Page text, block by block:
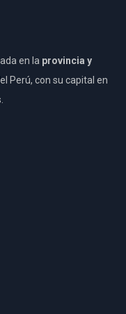
en la provincia y
Perú, con su capital en